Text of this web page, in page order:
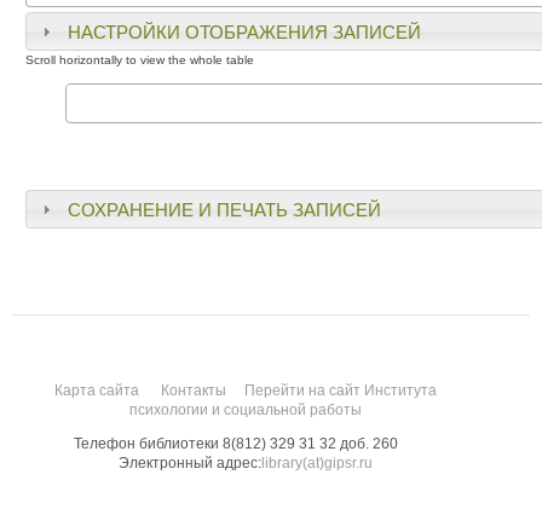
НАСТРОЙКИ ОТОБРАЖЕНИЯ ЗАПИСЕЙ
СОХРАНЕНИЕ И ПЕЧАТЬ ЗАПИСЕЙ
Карта сайта Контакты
Перейти на сайт Института
психологии и социальной работы
Телефон библиотеки 8(812) 329 31 32 доб. 260
Электронный адрес:library(at)gipsr.ru